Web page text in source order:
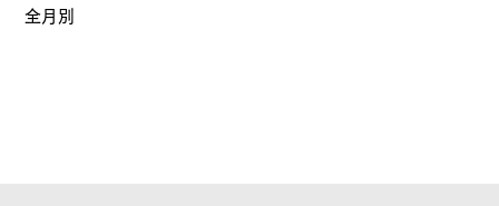
全月別